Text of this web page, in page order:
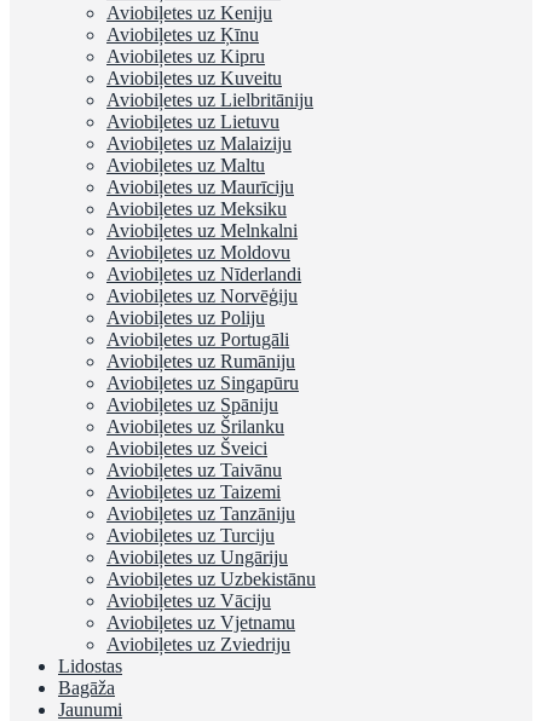
Aviobiļetes uz Keniju
Aviobiļetes uz Ķīnu
Aviobiļetes uz Kipru
Aviobiļetes uz Kuveitu
Aviobiļetes uz Lielbritāniju
Aviobiļetes uz Lietuvu
Aviobiļetes uz Malaiziju
Aviobiļetes uz Maltu
Aviobiļetes uz Maurīciju
Aviobiļetes uz Meksiku
Aviobiļetes uz Melnkalni
Aviobiļetes uz Moldovu
Aviobiļetes uz Nīderlandi
Aviobiļetes uz Norvēģiju
Aviobiļetes uz Poliju
Aviobiļetes uz Portugāli
Aviobiļetes uz Rumāniju
Aviobiļetes uz Singapūru
Aviobiļetes uz Spāniju
Aviobiļetes uz Šrilanku
Aviobiļetes uz Šveici
Aviobiļetes uz Taivānu
Aviobiļetes uz Taizemi
Aviobiļetes uz Tanzāniju
Aviobiļetes uz Turciju
Aviobiļetes uz Ungāriju
Aviobiļetes uz Uzbekistānu
Aviobiļetes uz Vāciju
Aviobiļetes uz Vjetnamu
Aviobiļetes uz Zviedriju
Lidostas
Bagāža
Jaunumi